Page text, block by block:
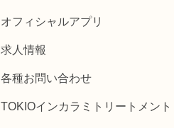
オフィシャルアプリ
求人情報
各種お問い合わせ
TOKIOインカラミトリートメント